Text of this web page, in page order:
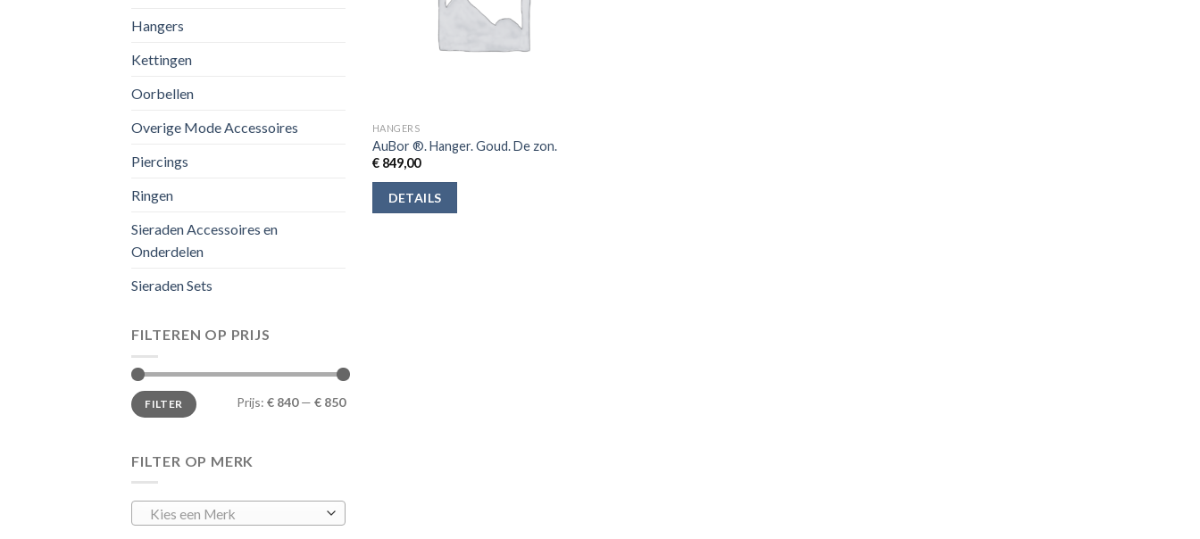
Hangers
Kettingen
Oorbellen
Overige Mode Accessoires
Piercings
Ringen
Sieraden Accessoires en
Onderdelen
Sieraden Sets
FILTEREN OP PRIJS
Min.
prijs
Max.
prijsFILTER Prijs: € 840— € 850
FILTER OP MERK
Kies een Merk
HANGERS
AuBor ®. Hanger. Goud. De zon.
€849,00
DETAILS